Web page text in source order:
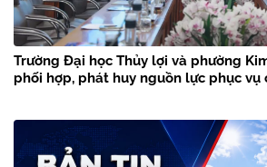
Trường Đại học Thủy lợi và phường
phối hợp, phát huy nguồn lực phục vụ